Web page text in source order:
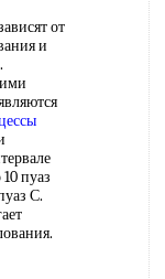
от
и
пуаз
С.